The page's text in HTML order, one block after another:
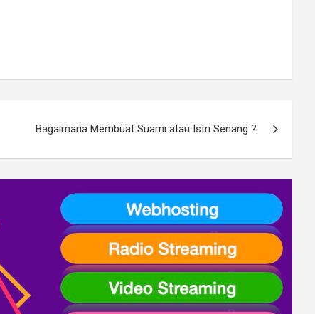
Bagaimana Membuat Suami atau Istri Senang ?